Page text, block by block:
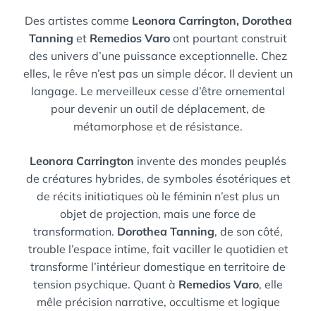
Des artistes comme Leonora Carrington, Dorothea
Tanning et Remedios Varo ont pourtant construit
des univers d’une puissance exceptionnelle. Chez
elles, le rêve n’est pas un simple décor. Il devient un
langage. Le merveilleux cesse d’être ornemental
pour devenir un outil de déplacement, de
métamorphose et de résistance.
Leonora Carrington invente des mondes peuplés
de créatures hybrides, de symboles ésotériques et
de récits initiatiques où le féminin n’est plus un
objet de projection, mais une force de
transformation. Dorothea Tanning, de son côté,
trouble l’espace intime, fait vaciller le quotidien et
transforme l’intérieur domestique en territoire de
tension psychique. Quant à Remedios Varo, elle
mêle précision narrative, occultisme et logique